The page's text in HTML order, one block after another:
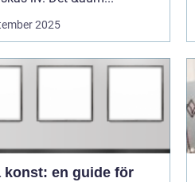
2025
konst: en guide för